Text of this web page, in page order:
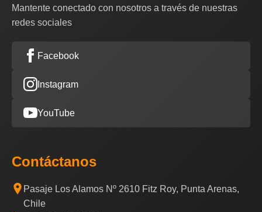
Mantente conectado con nosotros a través de nuestras
redes sociales
Facebook
Instagram
YouTube
Contáctanos
Pasaje Los Alamos Nº 2610 Fitz Roy, Punta Arenas,
Chile